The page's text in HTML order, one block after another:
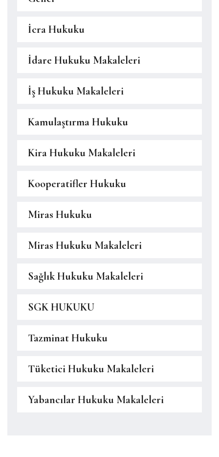
İcra Hukuku
İdare Hukuku Makaleleri
İş Hukuku Makaleleri
Kamulaştırma Hukuku
Kira Hukuku Makaleleri
Kooperatifler Hukuku
Miras Hukuku
Miras Hukuku Makaleleri
Sağlık Hukuku Makaleleri
SGK HUKUKU
Tazminat Hukuku
Tüketici Hukuku Makaleleri
Yabancılar Hukuku Makaleleri